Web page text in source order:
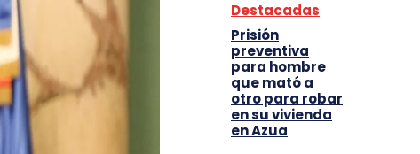
Destacadas
Prisión
preventiva
para hombre
que mató a
otro para robar
en su vivienda
en Azua